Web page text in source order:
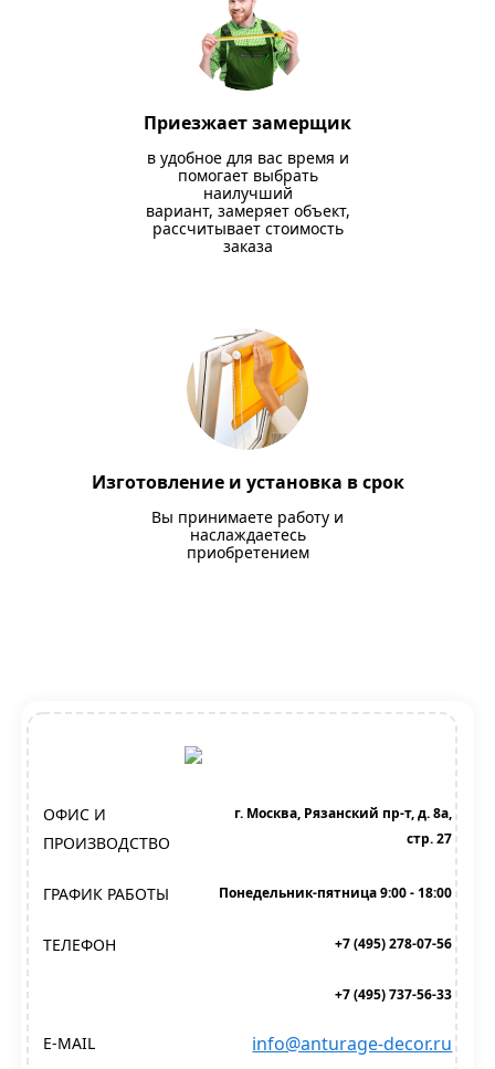
Приезжает замерщик
в удобное для вас время и
помогает выбрать
наилучший
вариант, замеряет объект,
рассчитывает стоимость
заказа
Изготовление и установка в срок
Вы принимаете работу и
наслаждаетесь
приобретением
ОФИС И
ПРОИЗВОДСТВО
г. Москва, Рязанский пр-т, д. 8а,
стр. 27
ГРАФИК РАБОТЫ Понедельник-пятница 9:00 - 18:00
ТЕЛЕФОН +7 (495) 278-07-56
+7 (495) 737-56-33
E-MAIL info@anturage-decor.ru